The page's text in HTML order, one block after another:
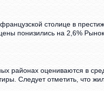
столице в
понизились на 2,6%
районах оцениваются в
Следует отметить, что